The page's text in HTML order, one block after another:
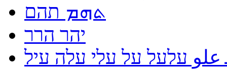
ܬܗܡ תהם
יהר הרר
עלעל על עלי עלה עיל